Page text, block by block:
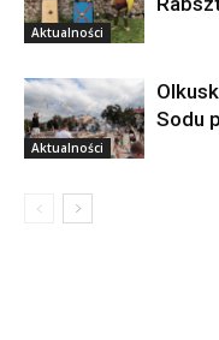
Aktualności
Aktualności
Sodu